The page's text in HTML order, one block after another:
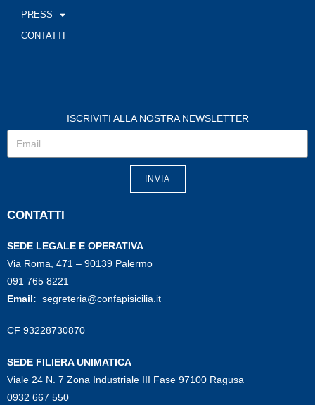
PRESS
CONTATTI
ISCRIVITI ALLA NOSTRA NEWSLETTER
INVIA
CONTATTI
SEDE LEGALE E OPERATIVA
Via Roma, 471 – 90139 Palermo
091 765 8221
Email: segreteria@confapisicilia.it
CF 93228730870
SEDE FILIERA UNIMATICA
Viale 24 N. 7 Zona Industriale III Fase 97100 Ragusa
0932 667 550